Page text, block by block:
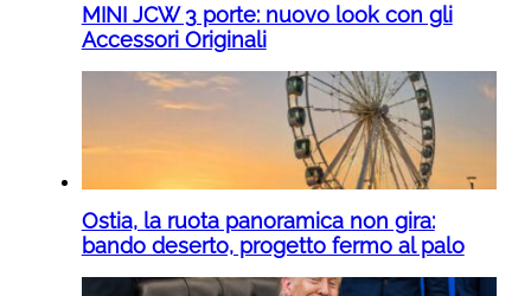
MINI JCW 3 porte: nuovo look con gli
Accessori Originali
Ostia, la ruota panoramica non gira:
bando deserto, progetto fermo al palo